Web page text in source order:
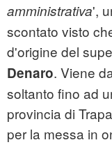
amministrativa',
scontato visto
d'origine del
Denaro. Viene
soltanto fino ad
provincia di
per la messa in